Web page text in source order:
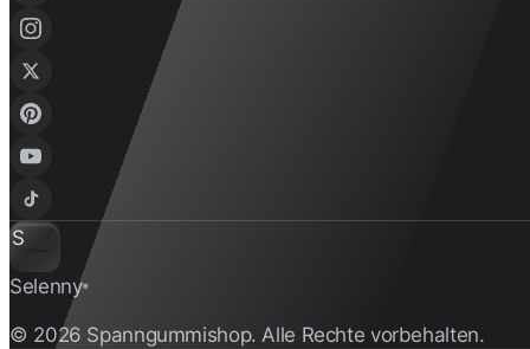
S
Selenny®
© 2026 Spanngummishop. Alle Rechte vorbehalten.